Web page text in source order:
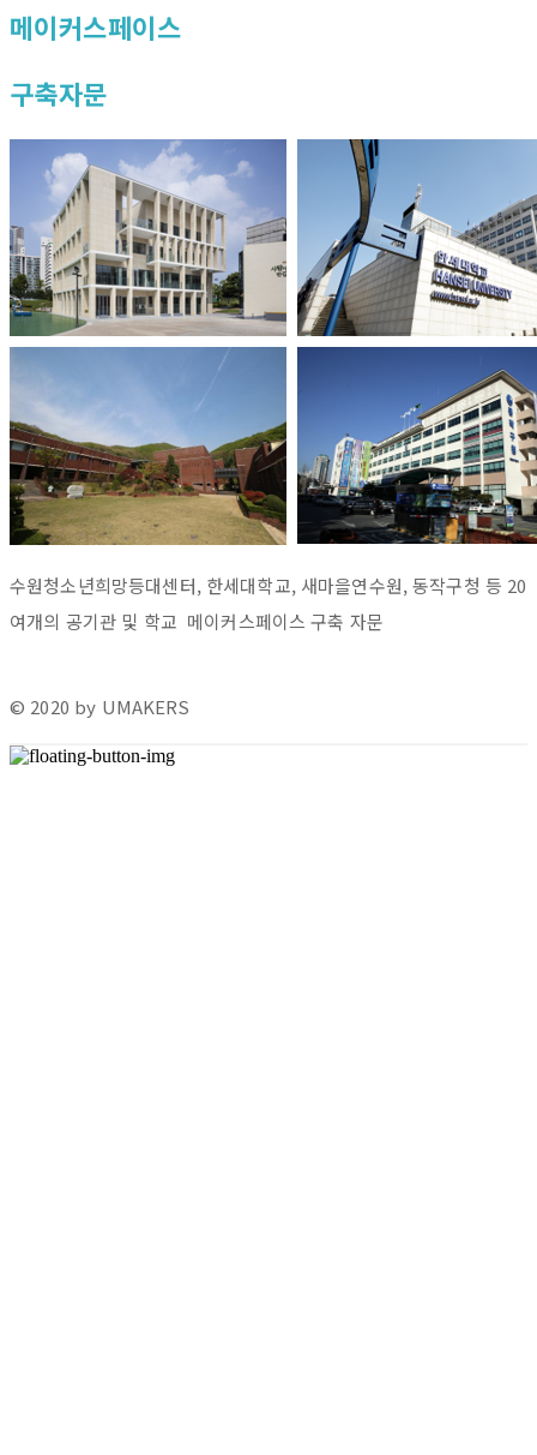
메이커스페이스
구축자문
수원청소년희망등대센터, 한세대학교, 새마을연수원, 동작구청 등 20
여개의 공기관 및 학교 메이커스페이스 구축 자문
© 2020 by UMAKERS